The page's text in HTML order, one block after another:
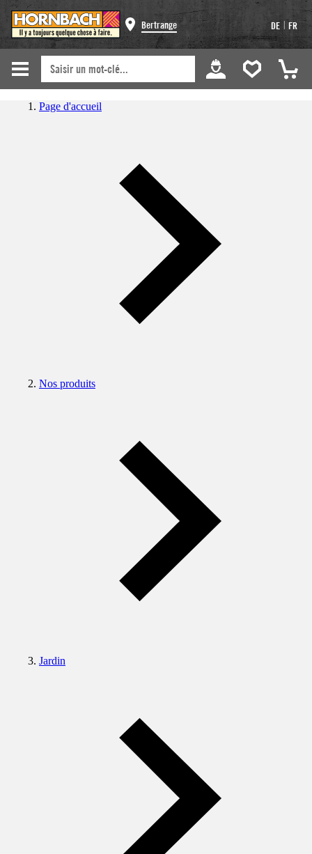
Bertrange DE | FR
Page d'accueil
Nos produits
Jardin